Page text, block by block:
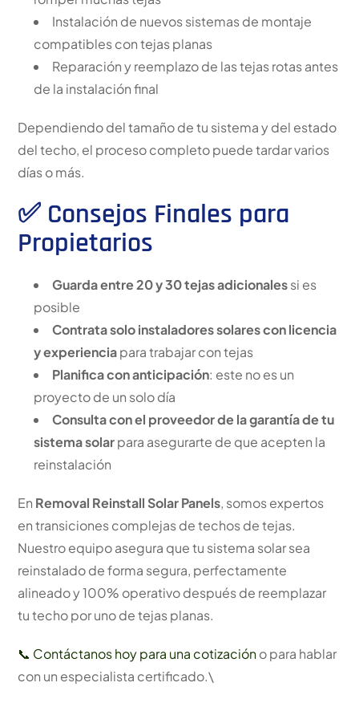
Instalación de nuevos sistemas de montaje
compatibles con tejas planas
Reparación y reemplazo de las tejas rotas antes
de la instalación final
Dependiendo del tamaño de tu sistema y del estado
del techo, el proceso completo puede tardar varios
días o más.
✅ Consejos Finales para
Propietarios
Guarda entre 20 y 30 tejas adicionalessi es
posible
Contrata solo instaladores solares con licencia
y experienciapara trabajar con tejas
Planifica con anticipación: este no es un
proyecto de un solo día
Consulta con el proveedor de la garantía de tu
sistema solarpara asegurarte de que acepten la
reinstalación
En Removal Reinstall Solar Panels, somos expertos
en transiciones complejas de techos de tejas.
Nuestro equipo asegura que tu sistema solar sea
reinstalado de forma segura, perfectamente
alineado y 100% operativo después de reemplazar
tu techo por uno de tejas planas.
📞 Contáctanos hoy para una cotizacióno para hablar
con un especialista certificado.\